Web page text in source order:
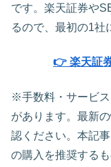
です。楽天証券や
るので、最初の1社
👉 楽天証
※手数料・サービ
があります。最新
認ください。本記
の購入を推奨する